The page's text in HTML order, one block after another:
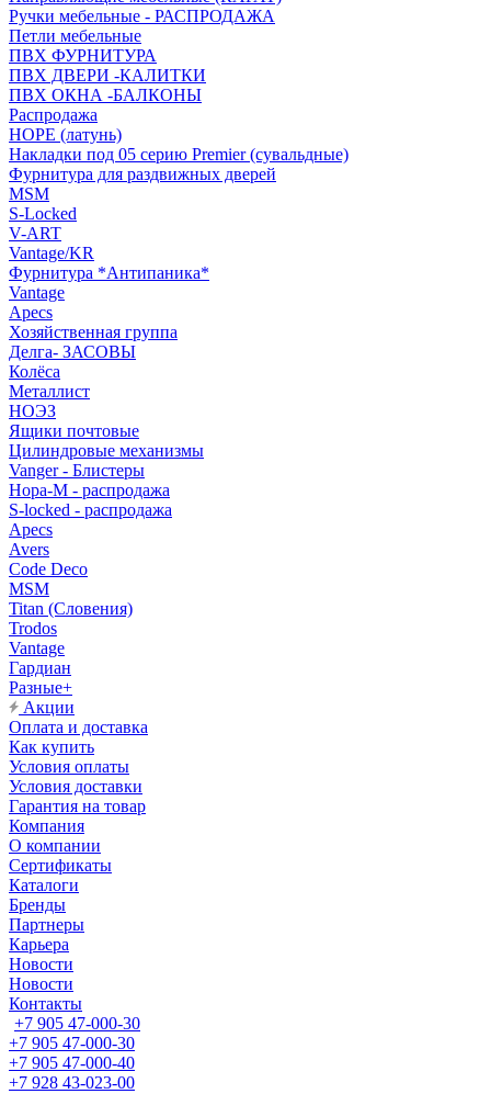
Ручки мебельные - РАСПРОДАЖА
Петли мебельные
ПВХ ФУРНИТУРА
ПВХ ДВЕРИ -КАЛИТКИ
ПВХ ОКНА -БАЛКОНЫ
Распродажа
HOPE (латунь)
Накладки под 05 серию Premier (сувальдные)
Фурнитура для раздвижных дверей
MSM
S-Locked
V-ART
Vantage/KR
Фурнитура *Антипаника*
Vantage
Apecs
Хозяйственная группа
Делга- ЗАСОВЫ
Колёса
Металлист
НОЭЗ
Ящики почтовые
Цилиндровые механизмы
Vanger - Блистеры
Нора-М - распродажа
S-locked - распродажа
Apecs
Avers
Code Deco
MSM
Titan (Словения)
Trodos
Vantage
Гардиан
Разные+
Акции
Оплата и доставка
Как купить
Условия оплаты
Условия доставки
Гарантия на товар
Компания
О компании
Сертификаты
Каталоги
Бренды
Партнеры
Карьера
Новости
Новости
Контакты
+7 905 47-000-30
+7 905 47-000-30
+7 905 47-000-40
+7 928 43-023-00